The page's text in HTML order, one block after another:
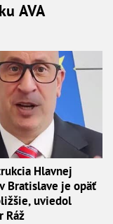
AVA
Hlavnej
Bratislave je opäť
uviedol
Ráž